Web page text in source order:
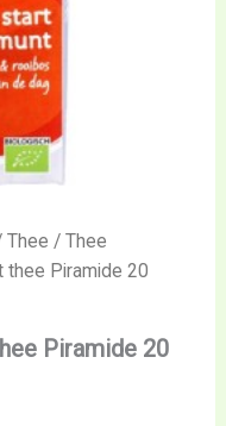
Thee /Thee
Piramide 20
Piramide 20